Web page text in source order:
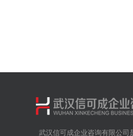
武汉信可成企业咨询有限公司